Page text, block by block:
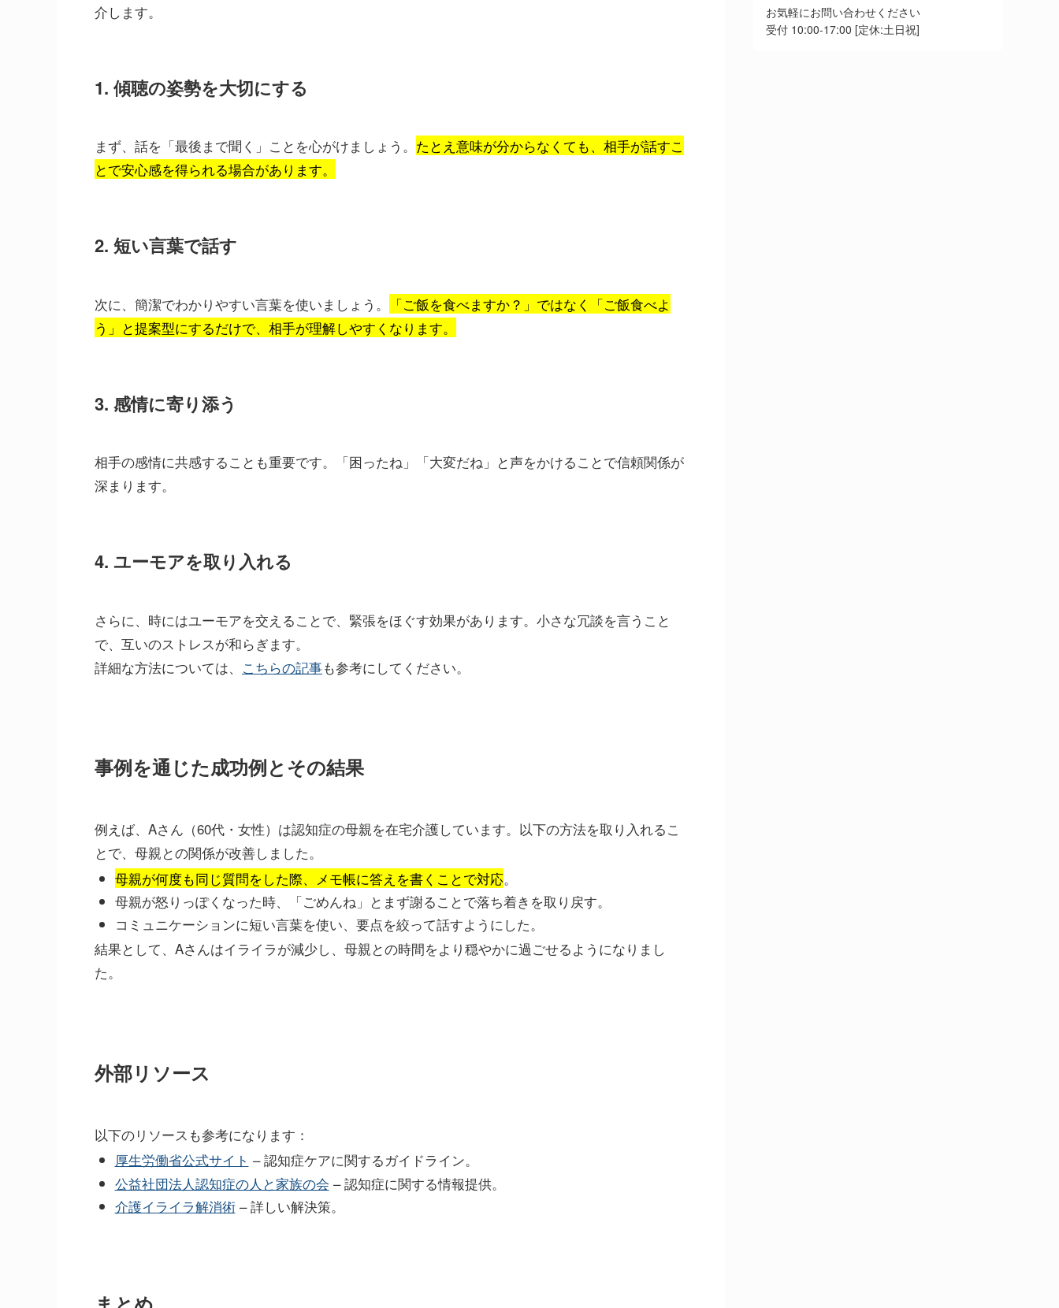
介します。
1. 傾聴の姿勢を大切にする
まず、話を「最後まで聞く」ことを心がけましょう。 たとえ意味が分からなくても、相手が話すこ
とで安心感を得られる場合があります。
2. 短い言葉で話す
次に、簡潔でわかりやすい言葉を使いましょう。
「ご飯を食べますか？」ではなく「ご飯食べよ
う」と提案型にするだけで、相手が理解しやすくなります。
3. 感情に寄り添う
相手の感情に共感することも重要です。「困ったね」「大変だね」と声をかけることで信頼関係が
深まります。
4. ユーモアを取り入れる
さらに、時にはユーモアを交えることで、緊張をほぐす効果があります。小さな冗談を言うこと
で、互いのストレスが和らぎます。
詳細な方法については、 こちらの記事も参考にしてください。
事例を通じた成功例とその結果
例えば、Aさん（60代・女性）は認知症の母親を在宅介護しています。以下の方法を取り入れるこ
とで、母親との関係が改善しました。
母親が何度も同じ質問をした際、メモ帳に答えを書くことで対応。
母親が怒りっぽくなった時、「ごめんね」とまず謝ることで落ち着きを取り戻す。
コミュニケーションに短い言葉を使い、要点を絞って話すようにした。
結果として、Aさんはイライラが減少し、母親との時間をより穏やかに過ごせるようになりまし
た。
外部リソース
以下のリソースも参考になります：
厚生労働省公式サイト – 認知症ケアに関するガイドライン。
公益社団法人認知症の人と家族の会 – 認知症に関する情報提供。
介護イライラ解消術– 詳しい解決策。
お気軽にお問い合わせください
受付 10:00-17:00 [定休:土日祝]